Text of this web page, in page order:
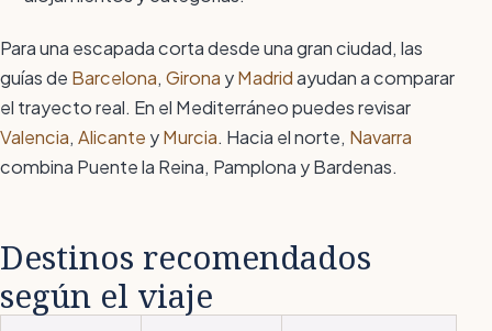
Para una escapada corta desde una gran ciudad, las
guías de Barcelona, Girona yMadridayudan a comparar
el trayecto real. En el Mediterráneo puedes revisar
Valencia, Alicante yMurcia. Hacia el norte, Navarra
combina Puente la Reina, Pamplona y Bardenas.
Destinos recomendados
según el viaje